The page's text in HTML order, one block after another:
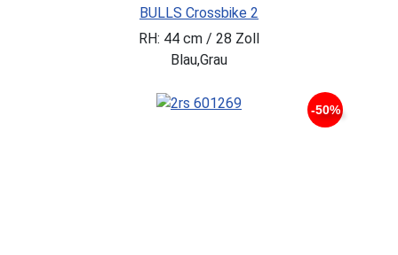
BULLS Crossbike 2
RH: 44 cm / 28 Zoll
Blau,Grau
-50%